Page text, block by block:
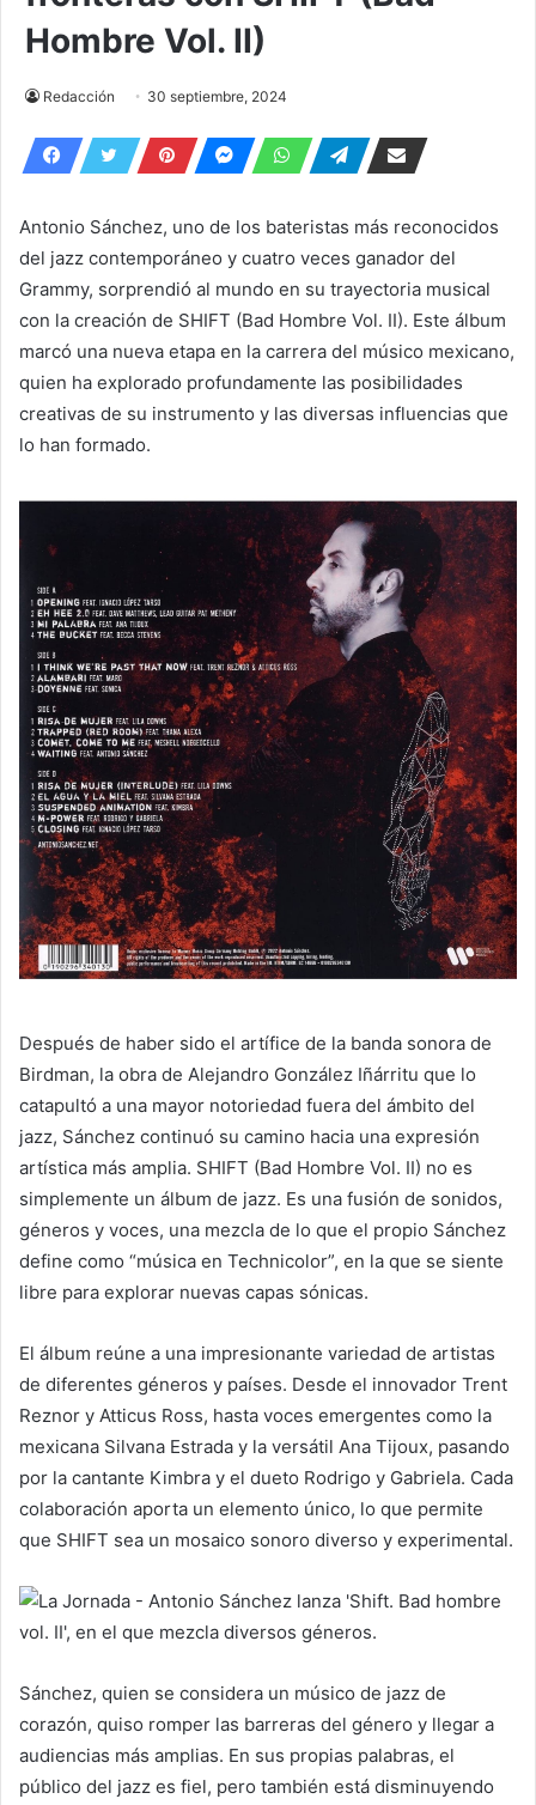
Hombre Vol. II)
Redacción 30 septiembre, 2024
Antonio Sánchez, uno de los bateristas más reconocidos
del jazz contemporáneo y cuatro veces ganador del
Grammy, sorprendió al mundo en su trayectoria musical
con la creación de SHIFT (Bad Hombre Vol. II). Este álbum
marcó una nueva etapa en la carrera del músico mexicano,
quien ha explorado profundamente las posibilidades
creativas de su instrumento y las diversas influencias que
lo han formado.
Después de haber sido el artífice de la banda sonora de
Birdman, la obra de Alejandro González Iñárritu que lo
catapultó a una mayor notoriedad fuera del ámbito del
jazz, Sánchez continuó su camino hacia una expresión
artística más amplia. SHIFT (Bad Hombre Vol. II) no es
simplemente un álbum de jazz. Es una fusión de sonidos,
géneros y voces, una mezcla de lo que el propio Sánchez
define como “música en Technicolor”, en la que se siente
libre para explorar nuevas capas sónicas.
El álbum reúne a una impresionante variedad de artistas
de diferentes géneros y países. Desde el innovador Trent
Reznor y Atticus Ross, hasta voces emergentes como la
mexicana Silvana Estrada y la versátil Ana Tijoux, pasando
por la cantante Kimbra y el dueto Rodrigo y Gabriela. Cada
colaboración aporta un elemento único, lo que permite
que SHIFT sea un mosaico sonoro diverso y experimental.
Sánchez, quien se considera un músico de jazz de
corazón, quiso romper las barreras del género y llegar a
audiencias más amplias. En sus propias palabras, el
público del jazz es fiel, pero también está disminuyendo